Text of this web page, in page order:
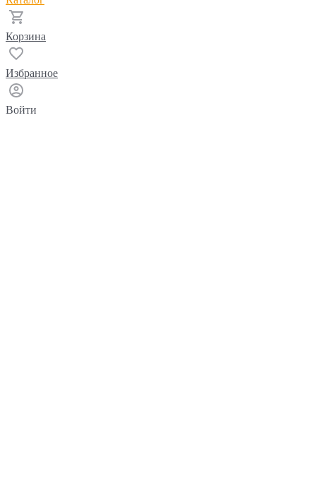
Корзина
Избранное
Войти